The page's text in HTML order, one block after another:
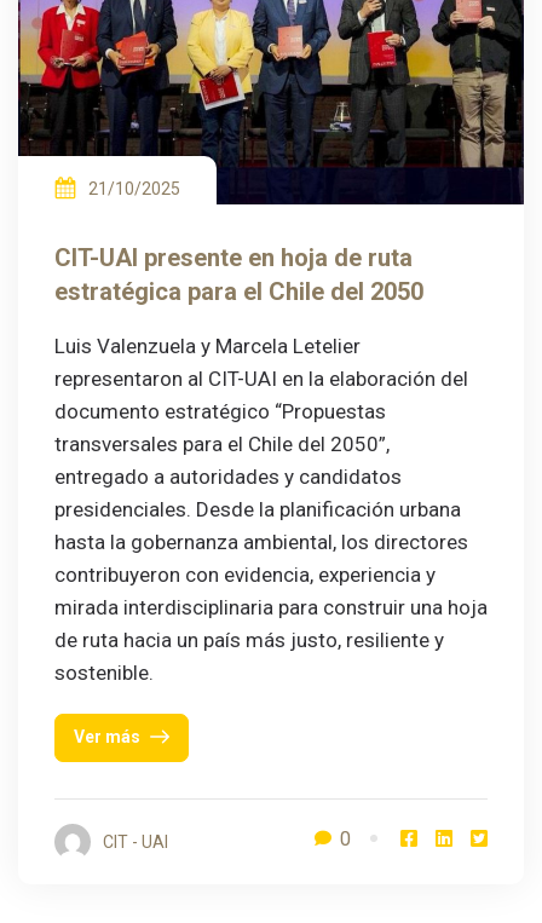
21/10/2025
CIT-UAI presente en hoja de ruta
estratégica para el Chile del 2050
Luis Valenzuela y Marcela Letelier
representaron al CIT-UAI en la elaboración del
documento estratégico “Propuestas
transversales para el Chile del 2050”,
entregado a autoridades y candidatos
presidenciales. Desde la planificación urbana
hasta la gobernanza ambiental, los directores
contribuyeron con evidencia, experiencia y
mirada interdisciplinaria para construir una hoja
de ruta hacia un país más justo, resiliente y
sostenible.
Ver más
CIT - UAI 0